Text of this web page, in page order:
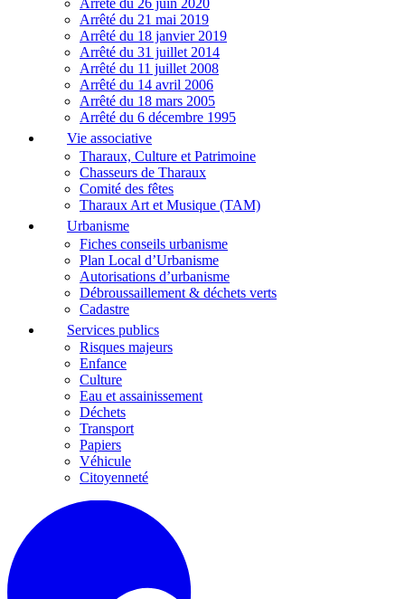
Arrêté du 26 juin 2020
Arrêté du 21 mai 2019
Arrêté du 18 janvier 2019
Arrêté du 31 juillet 2014
Arrêté du 11 juillet 2008
Arrêté du 14 avril 2006
Arrêté du 18 mars 2005
Arrêté du 6 décembre 1995
Vie associative
Tharaux, Culture et Patrimoine
Chasseurs de Tharaux
Comité des fêtes
Tharaux Art et Musique (TAM)
Urbanisme
Fiches conseils urbanisme
Plan Local d’Urbanisme
Autorisations d’urbanisme
Débroussaillement & déchets verts
Cadastre
Services publics
Risques majeurs
Enfance
Culture
Eau et assainissement
Déchets
Transport
Papiers
Véhicule
Citoyenneté